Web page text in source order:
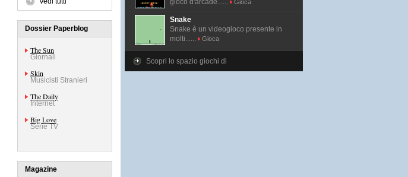
Dossier Paperblog
The Sun
Giornali
Skin
Musicisti Stranieri
The Daily
Internet
Big Love
Serie TV
Magazine
gioco d'arcade......
Gioca
Snake
Snake è un videogioco presente in
molti......
Gioca
Scopri lo spazio giochi di